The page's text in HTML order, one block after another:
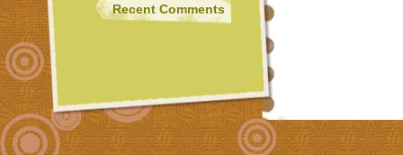
Recent Comments